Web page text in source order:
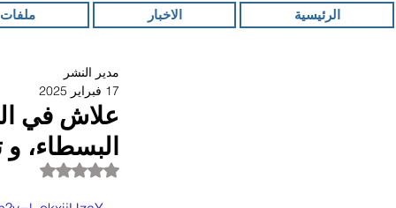
الرئيسية الاخبار
علاش في
البسطاء،
مدير النشر
17 فبراير 2025
تم التقييم بـ ليس